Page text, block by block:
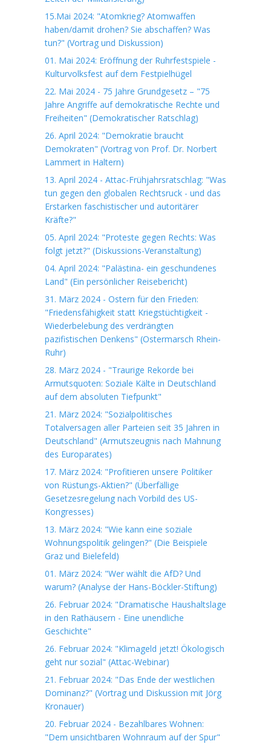
15.Mai 2024: "Atomkrieg? Atomwaffen
haben/damit drohen? Sie abschaffen? Was
tun?" (Vortrag und Diskussion)
01. Mai 2024: Eröffnung der Ruhrfestspiele -
Kulturvolksfest auf dem Festpielhügel
22. Mai 2024 - 75 Jahre Grundgesetz – "75
Jahre Angriffe auf demokratische Rechte und
Freiheiten" (Demokratischer Ratschlag)
26. April 2024: "Demokratie braucht
Demokraten" (Vortrag von Prof. Dr. Norbert
Lammert in Haltern)
13. April 2024 - Attac-Frühjahrsratschlag: "Was
tun gegen den globalen Rechtsruck - und das
Erstarken faschistischer und autoritärer
Kräfte?"
05. April 2024: "Proteste gegen Rechts: Was
folgt jetzt?" (Diskussions-Veranstaltung)
04. April 2024: "Palästina- ein geschundenes
Land" (Ein persönlicher Reisebericht)
31. März 2024 - Ostern für den Frieden:
"Friedensfähigkeit statt Kriegstüchtigkeit -
Wiederbelebung des verdrängten
pazifistischen Denkens" (Ostermarsch Rhein-
Ruhr)
28. März 2024 - "Traurige Rekorde bei
Armutsquoten: Soziale Kälte in Deutschland
auf dem absoluten Tiefpunkt"
21. März 2024: "Sozialpolitisches
Totalversagen aller Parteien seit 35 Jahren in
Deutschland" (Armutszeugnis nach Mahnung
des Europarates)
17. März 2024: "Profitieren unsere Politiker
von Rüstungs-Aktien?" (Überfällige
Gesetzesregelung nach Vorbild des US-
Kongresses)
13. März 2024: "Wie kann eine soziale
Wohnungspolitik gelingen?" (Die Beispiele
Graz und Bielefeld)
01. März 2024: "Wer wählt die AfD? Und
warum? (Analyse der Hans-Böckler-Stiftung)
26. Februar 2024: "Dramatische Haushaltslage
in den Rathäusern - Eine unendliche
Geschichte"
26. Februar 2024: "Klimageld jetzt! Ökologisch
geht nur sozial" (Attac-Webinar)
21. Februar 2024: "Das Ende der westlichen
Dominanz?" (Vortrag und Diskussion mit Jörg
Kronauer)
20. Februar 2024 - Bezahlbares Wohnen:
"Dem unsichtbaren Wohnraum auf der Spur"